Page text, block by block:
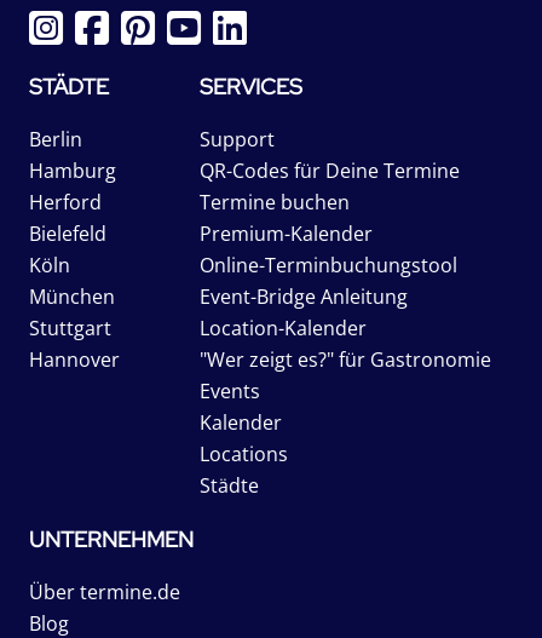
STÄDTE
Berlin
Hamburg
Herford
Bielefeld
Köln
München
Stuttgart
Hannover
SERVICES
Support
QR-Codes für Deine Termine
Termine buchen
Premium-Kalender
Online-Terminbuchungstool
Event-Bridge Anleitung
Location-Kalender
"Wer zeigt es?" für Gastronomie
Events
Kalender
Locations
Städte
UNTERNEHMEN
Über termine.de
Blog